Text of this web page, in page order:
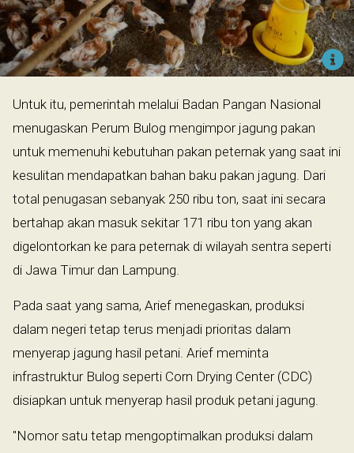
Untuk itu, pemerintah melalui Badan Pangan Nasional
menugaskan Perum Bulog mengimpor jagung pakan
untuk memenuhi kebutuhan pakan peternak yang saat ini
kesulitan mendapatkan bahan baku pakan jagung. Dari
total penugasan sebanyak 250 ribu ton, saat ini secara
bertahap akan masuk sekitar 171 ribu ton yang akan
digelontorkan ke para peternak di wilayah sentra seperti
di Jawa Timur dan Lampung.
Pada saat yang sama, Arief menegaskan, produksi
dalam negeri tetap terus menjadi prioritas dalam
menyerap jagung hasil petani. Arief meminta
infrastruktur Bulog seperti Corn Drying Center (CDC)
disiapkan untuk menyerap hasil produk petani jagung.
"Nomor satu tetap mengoptimalkan produksi dalam